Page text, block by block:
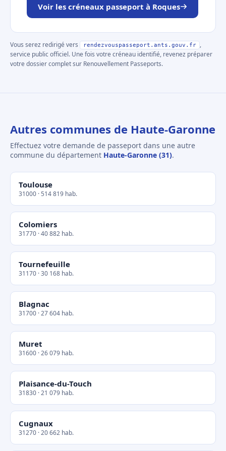
Voir les créneaux passeport à Roques
Vous serez redirigé vers rendezvouspasseport.ants.gouv.fr
,
service public officiel. Une fois votre créneau identifié, revenez préparer
votre dossier complet sur Renouvellement Passeports.
Autres communes de Haute-Garonne
Effectuez votre demande de passeport dans une autre
commune du département Haute-Garonne (31).
Toulouse
31000 · 514 819 hab.
Colomiers
31770 · 40 882 hab.
Tournefeuille
31170 · 30 168 hab.
Blagnac
31700 · 27 604 hab.
Muret
31600 · 26 079 hab.
Plaisance-du-Touch
31830 · 21 079 hab.
Cugnaux
31270 · 20 662 hab.